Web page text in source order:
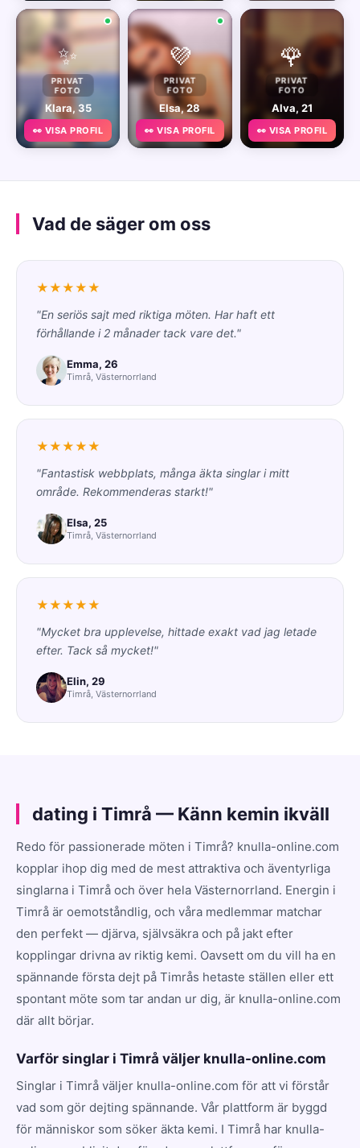
✨
PRIVAT
FOTO
Klara, 35
👀 VISA PROFIL
💜
PRIVAT
FOTO
Elsa, 28
👀 VISA PROFIL
🌹
PRIVAT
FOTO
Alva, 21
👀 VISA PROFIL
Vad de säger om oss
★★★★★
"En seriös sajt med riktiga möten. Har haft ett
förhållande i 2 månader tack vare det."
Emma, 26
Timrå, Västernorrland
★★★★★
"Fantastisk webbplats, många äkta singlar i mitt
område. Rekommenderas starkt!"
Elsa, 25
Timrå, Västernorrland
★★★★★
"Mycket bra upplevelse, hittade exakt vad jag letade
efter. Tack så mycket!"
Elin, 29
Timrå, Västernorrland
dating i Timrå — Känn kemin ikväll
Redo för passionerade möten i Timrå? knulla-online.com
kopplar ihop dig med de mest attraktiva och äventyrliga
singlarna i Timrå och över hela Västernorrland. Energin i
Timrå är oemotståndlig, och våra medlemmar matchar
den perfekt — djärva, självsäkra och på jakt efter
kopplingar drivna av riktig kemi. Oavsett om du vill ha en
spännande första dejt på Timrås hetaste ställen eller ett
spontant möte som tar andan ur dig, är knulla-online.com
där allt börjar.
Varför singlar i Timrå väljer knulla-online.com
Singlar i Timrå väljer knulla-online.com för att vi förstår
vad som gör dejting spännande. Vår plattform är byggd
för människor som söker äkta kemi. I Timrå har knulla-